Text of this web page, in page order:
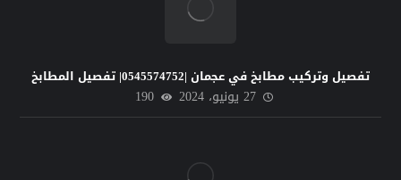
تفصيل وتركيب مطابخ في عجمان |0545574752| تفصيل المطابخ
27 يونيو، 2024 190